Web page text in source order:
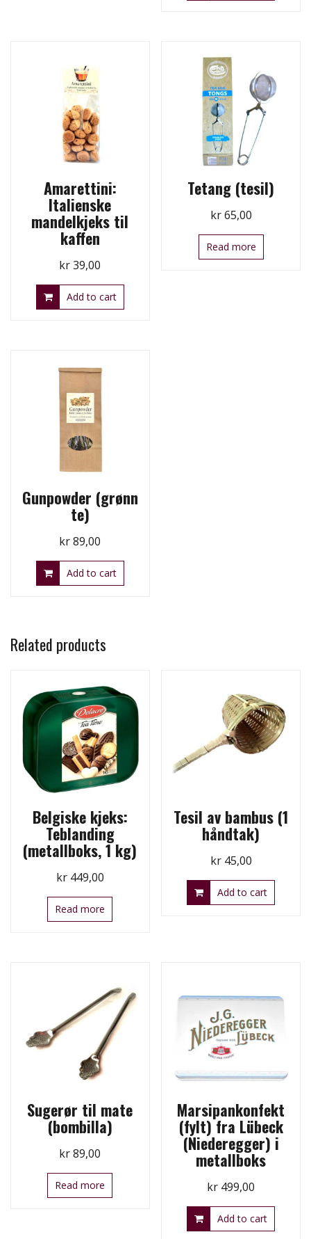
Amarettini:
Italienske
mandelkjeks til
kaffen
kr39,00
Add to cart
Tetang (tesil)
kr65,00
Read more
Gunpowder (grønn
te)
kr89,00
Add to cart
Related products
Belgiske kjeks:
Teblanding
(metallboks, 1 kg)
kr449,00
Read more
Tesil av bambus (1
håndtak)
kr45,00
Add to cart
Sugerør til mate
(bombilla)
kr89,00
Read more
Marsipankonfekt
(fylt) fra Lübeck
(Niederegger) i
metallboks
kr 499,00
Add to cart